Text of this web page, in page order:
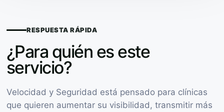
RESPUESTA RÁPIDA
¿Para quién es este
servicio?
Velocidad y Seguridad está pensado para clínicas
que quieren aumentar su visibilidad, transmitir más